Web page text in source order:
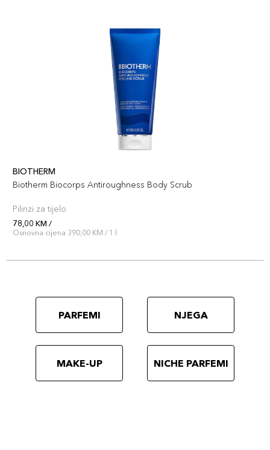
BIOTHERM
Biotherm Biocorps Antiroughness Body Scrub
Pilinzi za tijelo
78,00 KM /
Osnovna cijena 390,00 KM / 1 l
PARFEMI NJEGA
MAKE-UP NICHE PARFEMI